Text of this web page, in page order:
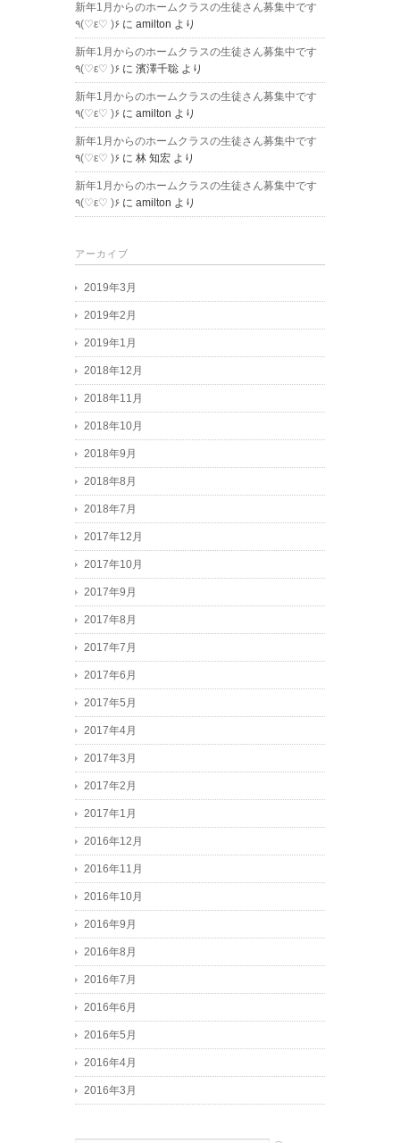
新年1月からのホームクラスの生徒さん募集中です
٩(♡ε♡ )۶ に amilton より
新年1月からのホームクラスの生徒さん募集中です
٩(♡ε♡ )۶ に 濱澤千聡 より
新年1月からのホームクラスの生徒さん募集中です
٩(♡ε♡ )۶ に amilton より
新年1月からのホームクラスの生徒さん募集中です
٩(♡ε♡ )۶ に 林 知宏 より
新年1月からのホームクラスの生徒さん募集中です
٩(♡ε♡ )۶ に amilton より
アーカイブ
2019年3月
2019年2月
2019年1月
2018年12月
2018年11月
2018年10月
2018年9月
2018年8月
2018年7月
2017年12月
2017年10月
2017年9月
2017年8月
2017年7月
2017年6月
2017年5月
2017年4月
2017年3月
2017年2月
2017年1月
2016年12月
2016年11月
2016年10月
2016年9月
2016年8月
2016年7月
2016年6月
2016年5月
2016年4月
2016年3月